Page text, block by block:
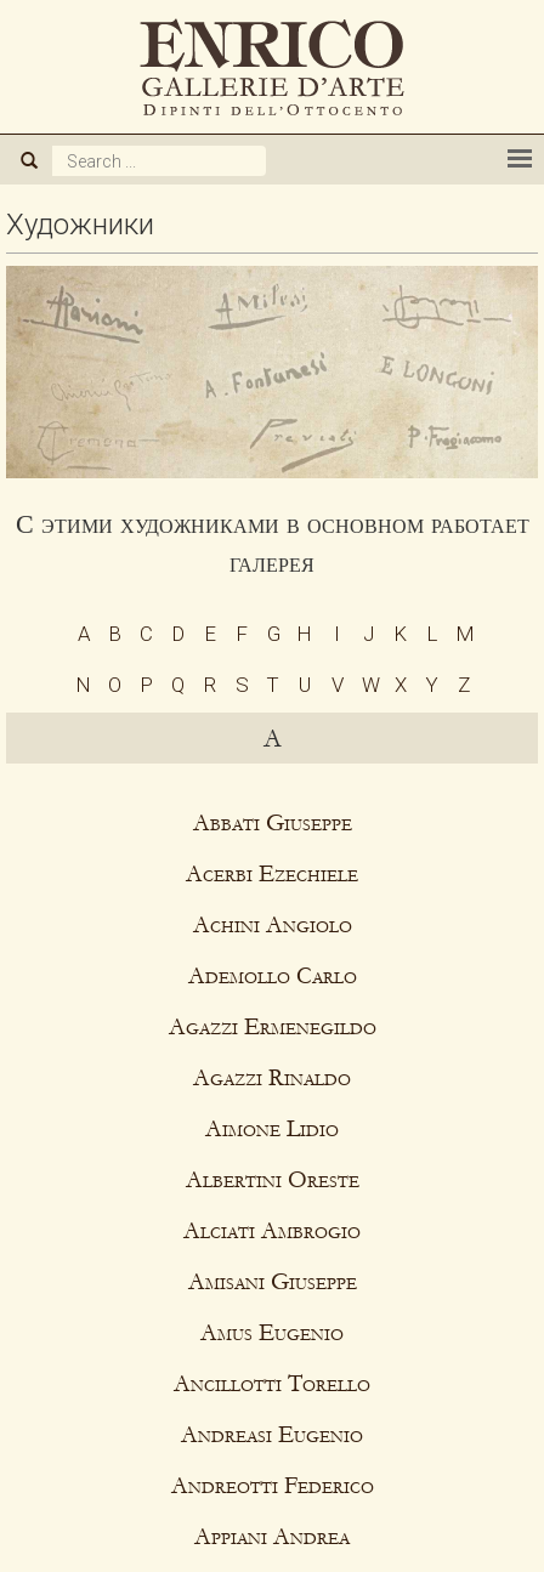
Художники
С этими художниками в основном работает
галерея
A B C D E F G H I J K L M
N O P Q R S T U V W X Y Z
A
Abbati Giuseppe
Acerbi Ezechiele
Achini Angiolo
Ademollo Carlo
Agazzi Ermenegildo
Agazzi Rinaldo
Aimone Lidio
Albertini Oreste
Alciati Ambrogio
Amisani Giuseppe
Amus Eugenio
Ancillotti Torello
Andreasi Eugenio
Andreotti Federico
Appiani Andrea
О нас
Галерея
Выставки
Новое
Публикации